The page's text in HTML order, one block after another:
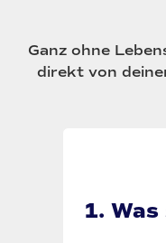
Ganz ohne
direkt von
1.